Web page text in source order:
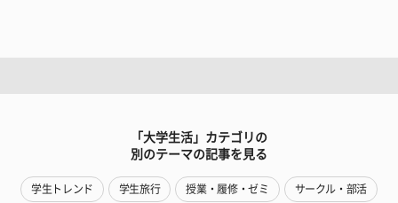
「大学生活」カテゴリの
別のテーマの記事を見る
学生トレンド 学生旅行 授業・履修・ゼミ サークル・部活